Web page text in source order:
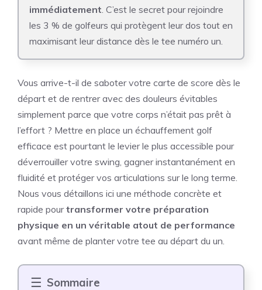
immédiatement. C’est le secret pour rejoindre
les 3 % de golfeurs qui protègent leur dos tout en
maximisant leur distance dès le tee numéro un.
Vous arrive-t-il de saboter votre carte de score dès le
départ et de rentrer avec des douleurs évitables
simplement parce que votre corps n’était pas prêt à
l’effort ? Mettre en place un échauffement golf
efficace est pourtant le levier le plus accessible pour
déverrouiller votre swing, gagner instantanément en
fluidité et protéger vos articulations sur le long terme.
Nous vous détaillons ici une méthode concrète et
rapide pourtransformer votre préparation
physique en un véritable atout de performance
avant même de planter votre tee au départ du un.
Sommaire